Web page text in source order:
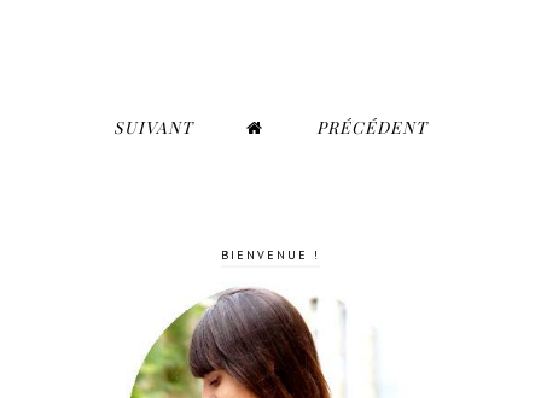
SUIVANT PRÉCÉDENT
BIENVENUE !